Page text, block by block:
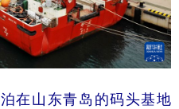
在山东青岛的码头基地